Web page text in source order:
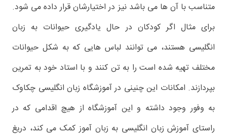
متناسب با آن ها می باشد نیز در اختیارشان قرار داده می شود.
برای مثال اگر کودکان در حال یادگیری حیوانات به زبان
انگلیسی هستند، می توانند لباس هایی که به شکل حیوانات
مختلف تهیه شده است را به تن کنند و با استاد خود به تمرین
بپردازند. امکانات این چنینی در آموزشگاه زبان انگلیسی چکاوک
به وفور وجود داشته و این آموزشگاه از هیچ اقدامی که در
راستای آموزش زبان انگلیسی به زبان آموز کمک می کند، دریغ